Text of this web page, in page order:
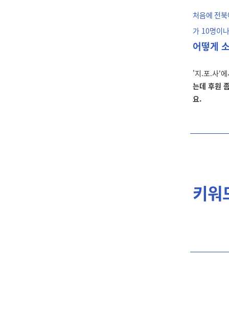
처음에 전
가 10명이
어떻게
'지.포.사'에
는데 후원
요.
키